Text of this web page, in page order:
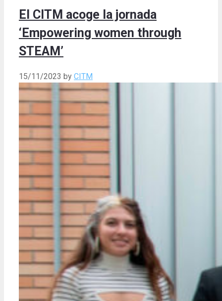
El CITM acoge la jornada
‘Empowering women through
STEAM’
15/11/2023 by CITM